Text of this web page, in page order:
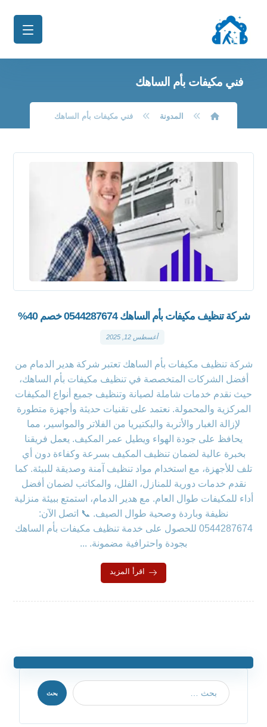
فني مكيفات بأم الساهك
المدونة فني مكيفات بأم الساهك
شركة تنظيف مكيفات بأم الساهك 0544287674 خصم 40%
أغسطس 12, 2025
شركة تنظيف مكيفات بأم الساهك تعتبر شركة هدير الدمام من
أفضل الشركات المتخصصة في تنظيف مكيفات بأم الساهك،
حيث نقدم خدمات شاملة لصيانة وتنظيف جميع أنواع المكيفات
المركزية والمحمولة. نعتمد على تقنيات حديثة وأجهزة متطورة
لإزالة الغبار والأتربة والبكتيريا من الفلاتر والمواسير، مما
يحافظ على جودة الهواء ويطيل عمر المكيف. يعمل فريقنا
بخبرة عالية لضمان تنظيف المكيف بسرعة وكفاءة دون أي
تلف للأجهزة، مع استخدام مواد تنظيف آمنة وصديقة للبيئة. كما
نقدم خدمات دورية للمنازل، الفلل، والمكاتب لضمان أفضل
أداء للمكيفات طوال العام. مع هدير الدمام، استمتع ببيئة منزلية
نظيفة وباردة وصحية طوال الصيف. 📞 اتصل الآن:
0544287674 للحصول على خدمة تنظيف مكيفات بأم الساهك
بجودة واحترافية مضمونة. ...
اقرأ المزيد
بحث